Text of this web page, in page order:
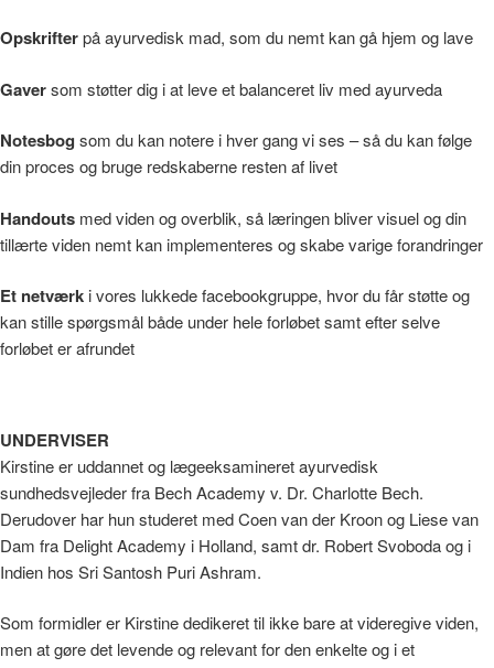
Opskrifterpå ayurvedisk mad, som du nemt kan gå hjem og lave
Gaversom støtter dig i at leve et balanceret liv med ayurveda
Notesbog som du kan notere i hver gang vi ses – så du kan følge
din proces og bruge redskaberne resten af livet
Handouts med viden og overblik, så læringen bliver visuel og din
tillærte viden nemt kan implementeres og skabe varige forandringer
Et netværk i vores lukkede facebookgruppe, hvor du får støtte og
kan stille spørgsmål både under hele forløbet samt efter selve
forløbet er afrundet
UNDERVISER
Kirstine er uddannet og lægeeksamineret ayurvedisk
sundhedsvejleder fra Bech Academy v. Dr. Charlotte Bech.
Derudover har hun studeret med Coen van der Kroon og Liese van
Dam fra Delight Academy i Holland, samt dr. Robert Svoboda og i
Indien hos Sri Santosh Puri Ashram.
Som formidler er Kirstine dedikeret til ikke bare at videregive viden,
men at gøre det levende og relevant for den enkelte og i et